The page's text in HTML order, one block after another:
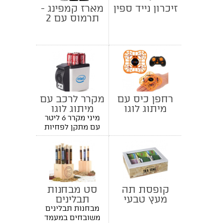
זיכרון נייד ספין
מארז קמפינג -
תרמוס עם 2
רחפן כיס עם
מיתוג לוגו
מקרר לרכב עם
מיתוג לוגו
מיני מקרר 6 ליטר
עם מתקן לפחיות
קופסת תה
מעץ טבעי
סט מבחנות
תבלינים
במעמד עץ
מבחנות תבלינים
משובחים במעמד